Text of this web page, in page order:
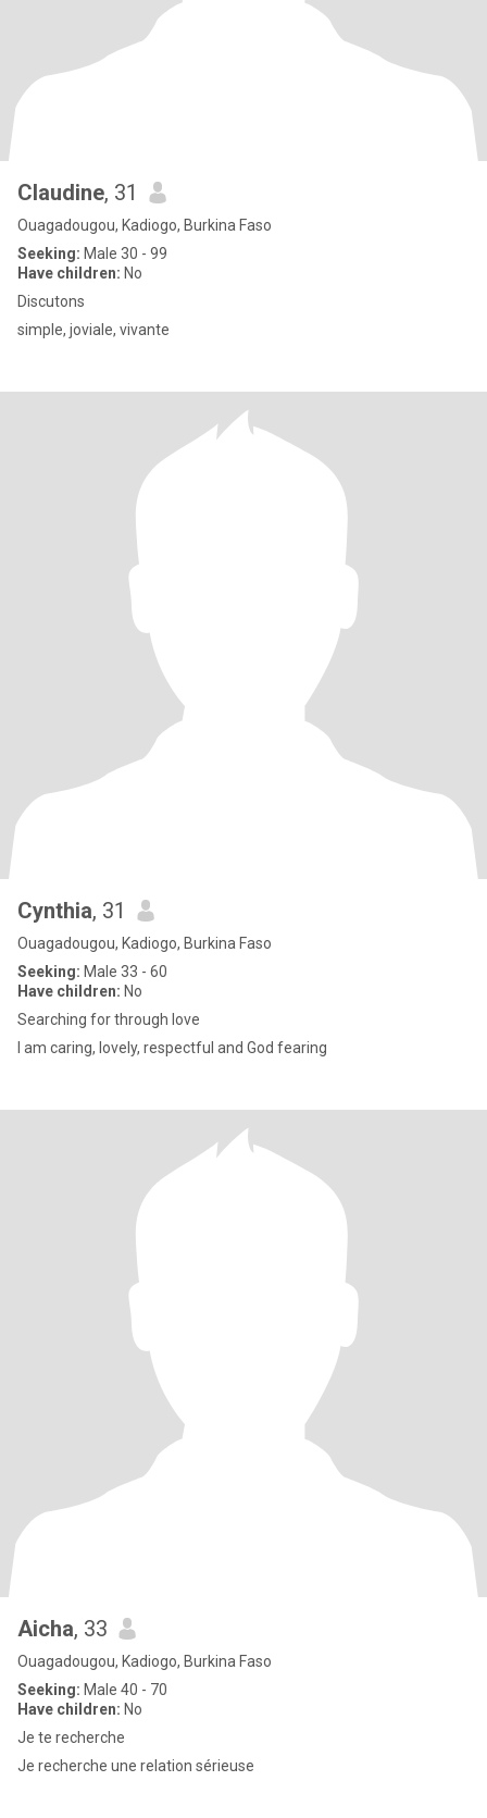
Claudine, 31
Ouagadougou, Kadiogo, Burkina Faso
Seeking: Male 30 - 99
Have children: No
Discutons
simple, joviale, vivante
Cynthia, 31
Ouagadougou, Kadiogo, Burkina Faso
Seeking: Male 33 - 60
Have children: No
Searching for through love
I am caring, lovely, respectful and God fearing
Aicha, 33
Ouagadougou, Kadiogo, Burkina Faso
Seeking: Male 40 - 70
Have children: No
Je te recherche
Je recherche une relation sérieuse